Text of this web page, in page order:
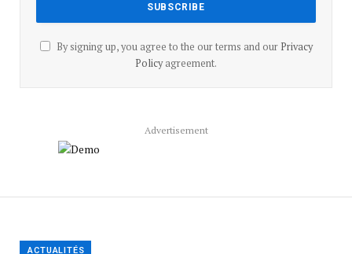
By signing up, you agree to the our terms and our Privacy
Policyagreement.
Advertisement
ACTUALITÉS